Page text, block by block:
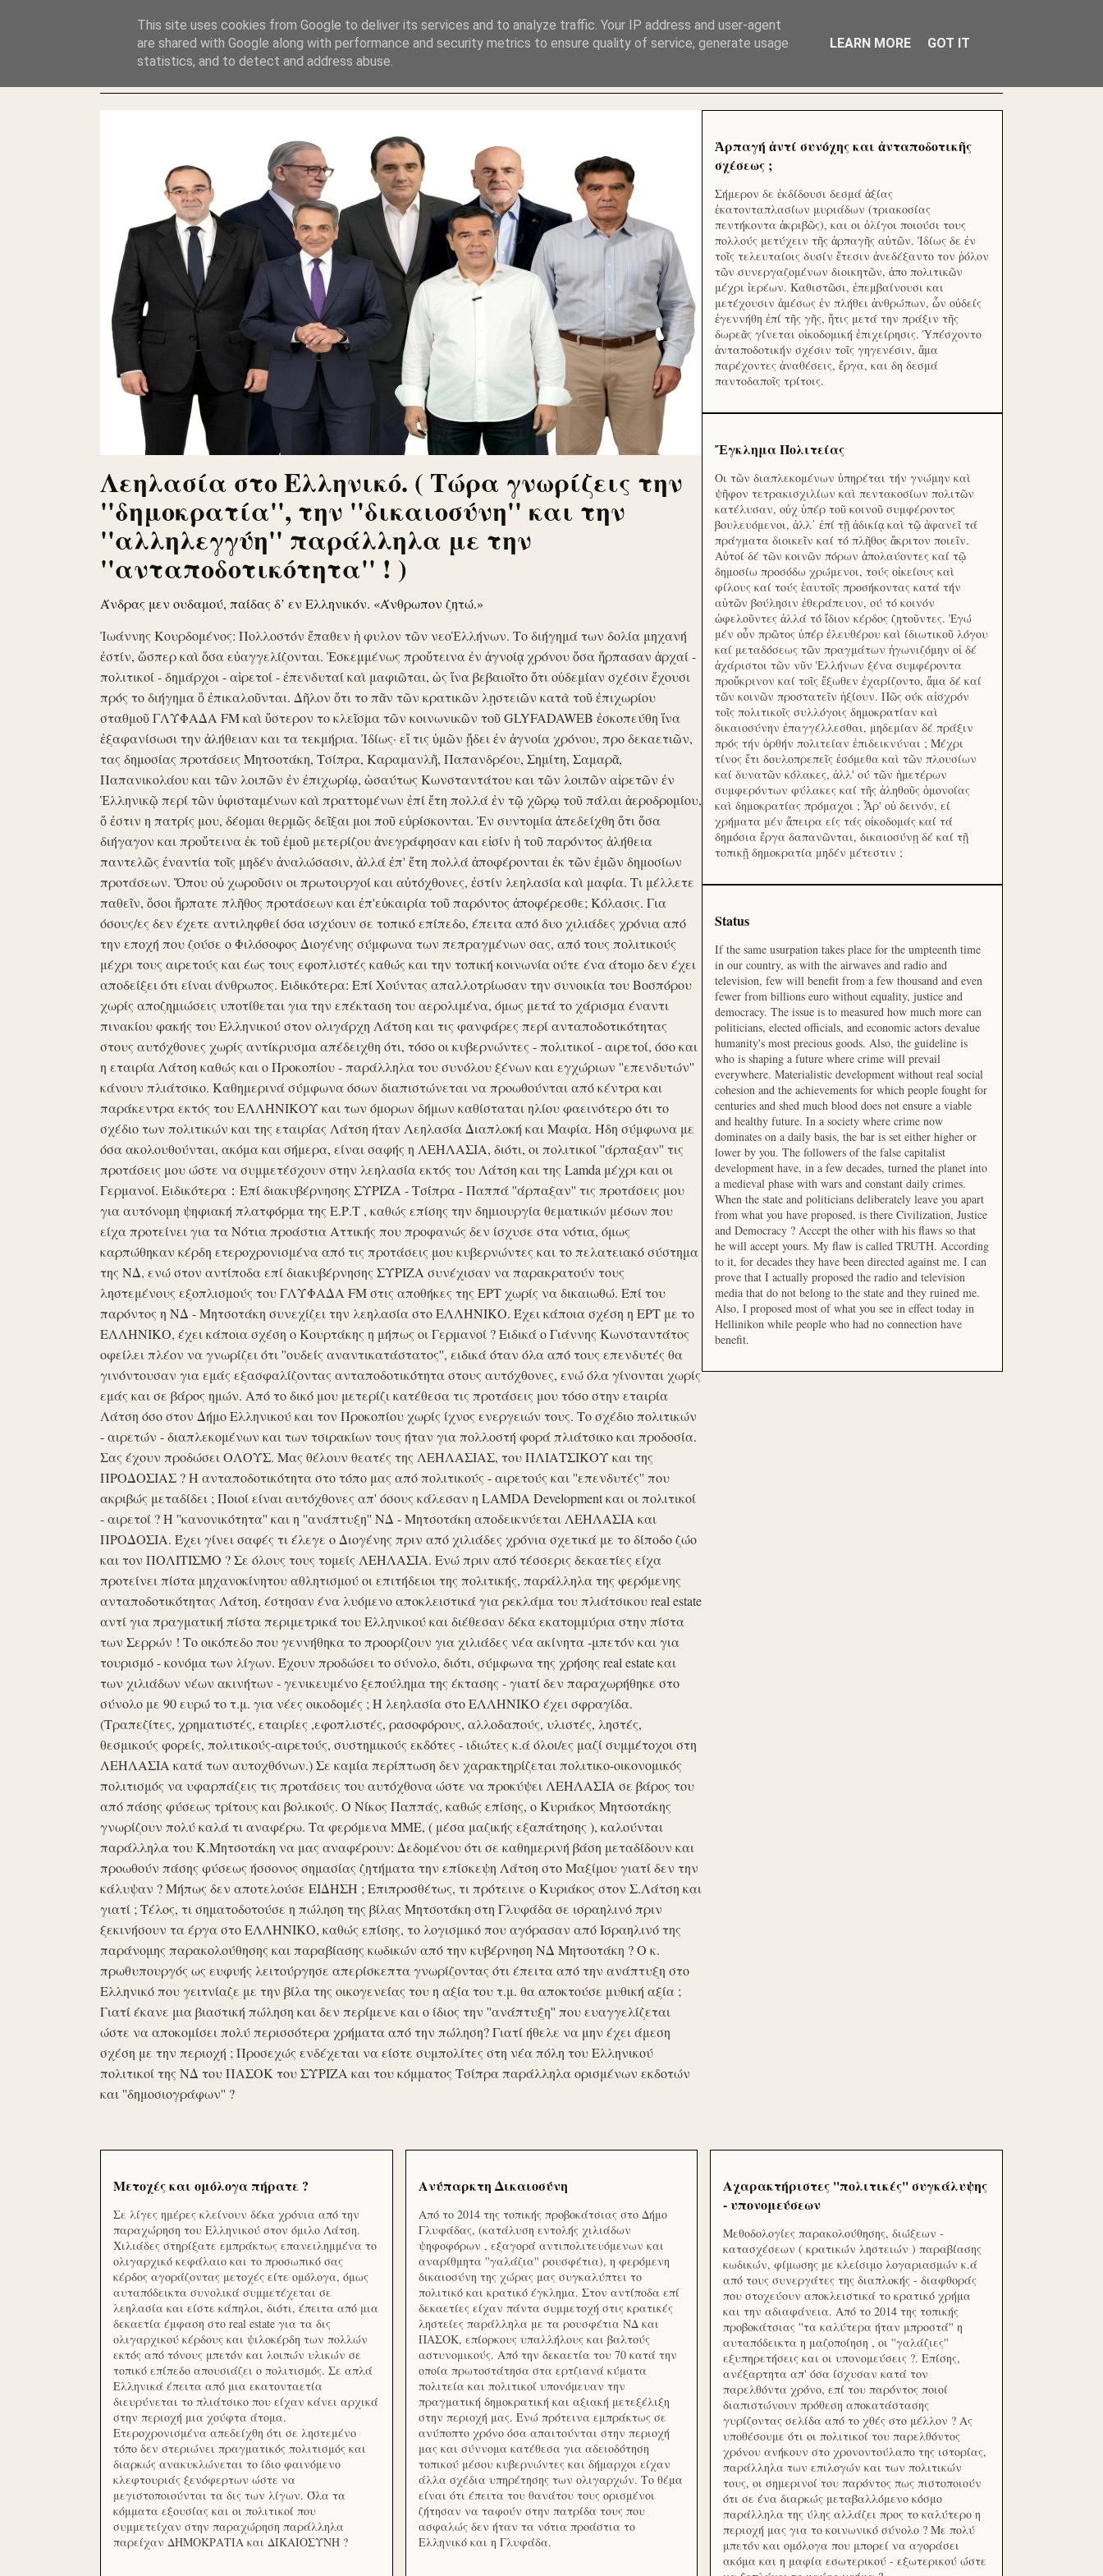
ΛΕΗΛΑΣΙΑ ΚΑΙ ΕΓΚΛΗΜΑ ?
Λεηλασία στο Ελληνικό. ( Τώρα γνωρίζεις την
''δημοκρατία'', την ''δικαιοσύνη'' και την
''αλληλεγγύη'' παράλληλα με την
''ανταποδοτικότητα'' ! )
Άνδρας μεν ουδαμού, παίδας δ’ εν Ελληνικόν. «Άνθρωπον ζητώ.»
Ἰωάννης Κουρδομένος: Πολλοστόν ἔπαθεν ἡ φυλον τῶν νεοἙλλήνων. Το διήγημά των δολία μηχανή
ἐστίν, ὥσπερ καὶ ὅσα εὐαγγελίζονται. Ἐσκεμμένως προὔτεινα ἐν ἀγνοίᾳ χρόνου ὅσα ἥρπασαν ἀρχαί -
πολιτικοί - δημάρχοι - αἱρετοί - ἐπενδυταί καὶ μαφιῶται, ὡς ἵνα βεβαιοῖτο ὅτι οὐδεμίαν σχέσιν ἔχουσι
πρός το διήγημα ὃ ἐπικαλοῦνται. Δῆλον ὅτι το πᾶν τῶν κρατικῶν λῃστειῶν κατὰ τοῦ ἐπιχωρίου
σταθμοῦ ΓΛΥΦΑΔΑ FM καὶ ὕστερον το κλεῖσμα τῶν κοινωνικῶν τοῦ GLYFADAWEB ἐσκοπεύθη ἵνα
ἐξαφανίσωσι την ἀλήθειαν και τα τεκμήρια. Ἰδίως· εἴ τις ὑμῶν ᾔδει ἐν ἀγνοία χρόνου, προ δεκαετιῶν,
τας δημοσίας προτάσεις Μητσοτάκη, Τσίπρα, Καραμανλῆ, Παπανδρέου, Σημίτη, Σαμαρᾶ,
Παπανικολάου και τῶν λοιπῶν ἐν ἐπιχωρίῳ, ὡσαύτως Κωνσταντάτου και τῶν λοιπῶν αἱρετῶν ἐν
Ἑλληνικῷ περί τῶν ὑφισταμένων καὶ πραττομένων ἐπί ἔτη πολλά ἐν τῷ χῶρῳ τοῦ πάλαι ἀεροδρομίου,
ὅ ἐστιν η πατρίς μου, δέομαι θερμῶς δεῖξαι μοι ποῦ εὑρίσκονται. Ἐν συντομία ἀπεδείχθη ὅτι ὅσα
διήγαγον και προὔτεινα ἐκ τοῦ ἐμοῦ μετερίζου ἀνεγράφησαν και εἰσίν ἡ τοῦ παρόντος ἀλήθεια
παντελῶς ἐναντία τοῖς μηδέν ἀναλώσασιν, ἀλλά ἐπ' ἔτη πολλά ἀποφέρονται ἐκ τῶν ἐμῶν δημοσίων
προτάσεων. Ὅπου οὐ χωροῦσιν οι πρωτουργοί και αὐτόχθονες, ἐστίν λεηλασία καὶ μαφία. Τι μέλλετε
παθεῖν, ὅσοι ἥρπατε πλῆθος προτάσεων και ἐπ'εὐκαιρία τοῦ παρόντος ἀποφέρεσθε; Κόλασις. Για
όσους/ες δεν έχετε αντιληφθεί όσα ισχύουν σε τοπικό επίπεδο, έπειτα από δυο χιλιάδες χρόνια από
την εποχή που ζούσε ο Φιλόσοφος Διογένης σύμφωνα των πεπραγμένων σας, από τους πολιτικούς
μέχρι τους αιρετούς και έως τους εφοπλιστές καθώς και την τοπική κοινωνία ούτε ένα άτομο δεν έχει
αποδείξει ότι είναι άνθρωπος. Ειδικότερα: Επί Χούντας απαλλοτρίωσαν την συνοικία του Βοσπόρου
χωρίς αποζημιώσεις υποτίθεται για την επέκταση του αερολιμένα, όμως μετά το χάρισμα έναντι
πινακίου φακής του Ελληνικού στον ολιγάρχη Λάτση και τις φανφάρες περί ανταποδοτικότητας
στους αυτόχθονες χωρίς αντίκρυσμα απέδειχθη ότι, τόσο οι κυβερνώντες - πολιτικοί - αιρετοί, όσο και
η εταιρία Λάτση καθώς και ο Προκοπίου - παράλληλα του συνόλου ξένων και εγχώριων ''επενδυτών''
κάνουν πλιάτσικο. Καθημερινά σύμφωνα όσων διαπιστώνεται να προωθούνται από κέντρα και
παράκεντρα εκτός του ΕΛΛΗΝΙΚΟΥ και των όμορων δήμων καθίσταται ηλίου φαεινότερο ότι το
σχέδιο των πολιτικών και της εταιρίας Λάτση ήταν Λεηλασία Διαπλοκή και Μαφία. Ήδη σύμφωνα με
όσα ακολουθούνται, ακόμα και σήμερα, είναι σαφής η ΛΕΗΛΑΣΙΑ, διότι, οι πολιτικοί ''άρπαξαν'' τις
προτάσεις μου ώστε να συμμετέσχουν στην λεηλασία εκτός του Λάτση και της Lamda μέχρι και οι
Γερμανοί. Ειδικότερα：Επί διακυβέρνησης ΣΥΡΙΖΑ - Τσίπρα - Παππά ''άρπαξαν'' τις προτάσεις μου
για αυτόνομη ψηφιακή πλατφόρμα της Ε.Ρ.Τ , καθώς επίσης την δημιουργία θεματικών μέσων που
είχα προτείνει για τα Νότια προάστια Αττικής που προφανώς δεν ίσχυσε στα νότια, όμως
καρπώθηκαν κέρδη ετεροχρονισμένα από τις προτάσεις μου κυβερνώντες και το πελατειακό σύστημα
της ΝΔ, ενώ στον αντίποδα επί διακυβέρνησης ΣΥΡΙΖΑ συνέχισαν να παρακρατούν τους
ληστεμένους εξοπλισμούς του ΓΛΥΦΑΔΑ FM στις αποθήκες της ΕΡΤ χωρίς να δικαιωθώ. Επί του
παρόντος η ΝΔ - Μητσοτάκη συνεχίζει την λεηλασία στο ΕΛΛΗΝΙΚΟ. Έχει κάποια σχέση η ΕΡΤ με το
ΕΛΛΗΝΙΚΟ, έχει κάποια σχέση ο Κουρτάκης η μήπως οι Γερμανοί ? Ειδικά ο Γιάννης Κωνσταντάτος
οφείλει πλέον να γνωρίζει ότι ''ουδείς αναντικατάστατος'', ειδικά όταν όλα από τους επενδυτές θα
γινόντουσαν για εμάς εξασφαλίζοντας ανταποδοτικότητα στους αυτόχθονες, ενώ όλα γίνονται χωρίς
εμάς και σε βάρος ημών. Από το δικό μου μετερίζι κατέθεσα τις προτάσεις μου τόσο στην εταιρία
Λάτση όσο στον Δήμο Ελληνικού και τον Προκοπίου χωρίς ίχνος ενεργειών τους. Το σχέδιο πολιτικών
- αιρετών - διαπλεκομένων και των τσιρακίων τους ήταν για πολλοστή φορά πλιάτσικο και προδοσία.
Σας έχουν προδώσει ΟΛΟΥΣ. Μας θέλουν θεατές της ΛΕΗΛΑΣΙΑΣ, του ΠΛΙΑΤΣΙΚΟΥ και της
ΠΡΟΔΟΣΙΑΣ ? Η ανταποδοτικότητα στο τόπο μας από πολιτικούς - αιρετούς και ''επενδυτές'' που
ακριβώς μεταδίδει ; Ποιοί είναι αυτόχθονες απ' όσους κάλεσαν η LAMDA Development και οι πολιτικοί
- αιρετοί ? Η ''κανονικότητα'' και η ''ανάπτυξη'' ΝΔ - Μητσοτάκη αποδεικνύεται ΛΕΗΛΑΣΙΑ και
ΠΡΟΔΟΣΙΑ. Έχει γίνει σαφές τι έλεγε ο Διογένης πριν από χιλιάδες χρόνια σχετικά με το δίποδο ζώο
και τον ΠΟΛΙΤΙΣΜΟ ? Σε όλους τους τομείς ΛΕΗΛΑΣΙΑ. Ενώ πριν από τέσσερις δεκαετίες είχα
προτείνει πίστα μηχανοκίνητου αθλητισμού οι επιτήδειοι της πολιτικής, παράλληλα της φερόμενης
ανταποδοτικότητας Λάτση, έστησαν ένα λυόμενο αποκλειστικά για ρεκλάμα του πλιάτσικου real estate
αντί για πραγματική πίστα περιμετρικά του Ελληνικού και διέθεσαν δέκα εκατομμύρια στην πίστα
των Σερρών ! Το οικόπεδο που γεννήθηκα το προορίζουν για χιλιάδες νέα ακίνητα -μπετόν και για
τουρισμό - κονόμα των λίγων. Έχουν προδώσει το σύνολο, διότι, σύμφωνα της χρήσης real estate και
των χιλιάδων νέων ακινήτων - γενικευμένο ξεπούλημα της έκτασης - γιατί δεν παραχωρήθηκε στο
σύνολο με 90 ευρώ το τ.μ. για νέες οικοδομές ; Η λεηλασία στο ΕΛΛΗΝΙΚΟ έχει σφραγίδα.
(Τραπεζίτες, χρηματιστές, εταιρίες ,εφοπλιστές, ρασοφόρους, αλλοδαπούς, υλιστές, ληστές,
θεσμικούς φορείς, πολιτικούς-αιρετούς, συστημικούς εκδότες - ιδιώτες κ.ά όλοι/ες μαζί συμμέτοχοι στη
ΛΕΗΛΑΣΙΑ κατά των αυτοχθόνων.) Σε καμία περίπτωση δεν χαρακτηρίζεται πολιτικο-οικονομικός
πολιτισμός να υφαρπάζεις τις προτάσεις του αυτόχθονα ώστε να προκύψει ΛΕΗΛΑΣΙΑ σε βάρος του
από πάσης φύσεως τρίτους και βολικούς. Ο Νίκος Παππάς, καθώς επίσης, ο Κυριάκος Μητσοτάκης
γνωρίζουν πολύ καλά τι αναφέρω. Τα φερόμενα ΜΜΕ, ( μέσα μαζικής εξαπάτησης ), καλούνται
παράλληλα του Κ.Μητσοτάκη να μας αναφέρουν: Δεδομένου ότι σε καθημερινή βάση μεταδίδουν και
προωθούν πάσης φύσεως ήσσονος σημασίας ζητήματα την επίσκεψη Λάτση στο Μαξίμου γιατί δεν την
κάλυψαν ? Μήπως δεν αποτελούσε ΕΙΔΗΣΗ ; Επιπροσθέτως, τι πρότεινε ο Κυριάκος στον Σ.Λάτση και
γιατί ; Τέλος, τι σηματοδοτούσε η πώληση της βίλας Μητσοτάκη στη Γλυφάδα σε ισραηλινό πριν
ξεκινήσουν τα έργα στο ΕΛΛΗΝΙΚΟ, καθώς επίσης, το λογισμικό που αγόρασαν από Ισραηλινό της
παράνομης παρακολούθησης και παραβίασης κωδικών από την κυβέρνηση ΝΔ Μητσοτάκη ? Ο κ.
πρωθυπουργός ως ευφυής λειτούργησε απερίσκεπτα γνωρίζοντας ότι έπειτα από την ανάπτυξη στο
Ελληνικό που γειτνίαζε με την βίλα της οικογενείας του η αξία του τ.μ. θα αποκτούσε μυθική αξία ;
Γιατί έκανε μια βιαστική πώληση και δεν περίμενε και ο ίδιος την ''ανάπτυξη'' που ευαγγελίζεται
ώστε να αποκομίσει πολύ περισσότερα χρήματα από την πώληση? Γιατί ήθελε να μην έχει άμεση
σχέση με την περιοχή ; Προσεχώς ενδέχεται να είστε συμπολίτες στη νέα πόλη του Ελληνικού
πολιτικοί της ΝΔ του ΠΑΣΟΚ του ΣΥΡΙΖΑ και του κόμματος Τσίπρα παράλληλα ορισμένων εκδοτών
και ''δημοσιογράφων'' ?
Ἁρπαγή ἀντί συνόχης και ἀνταποδοτικῆς
σχέσεως ;
Σήμερον δε ἐκδίδουσι δεσμά ἀξίας
ἑκατονταπλασίων μυριάδων (τριακοσίας
πεντήκοντα ἀκριβῶς), και οι ὀλίγοι ποιούσι τους
πολλούς μετύχειν τῆς ἁρπαγῆς αὐτῶν. Ἰδίως δε ἐν
τοῖς τελευταίοις δυσίν ἔτεσιν ἀνεδέξαντο τον ῥόλον
τῶν συνεργαζομένων διοικητῶν, ἀπο πολιτικῶν
μέχρι ἱερέων. Καθιστῶσι, ἐπεμβαίνουσι και
μετέχουσιν ἀμέσως ἐν πλήθει ἀνθρώπων, ὧν οὐδείς
ἐγεννήθη ἐπί τῆς γῆς, ἥτις μετά την πράξιν τῆς
δωρεᾶς γίνεται οἰκοδομική ἐπιχείρησις. Ὑπέσχοντο
ἀνταποδοτικήν σχέσιν τοῖς γηγενέσιν, ἅμα
παρέχοντες ἀναθέσεις, ἔργα, και δη δεσμά
παντοδαποῖς τρίτοις.
Ἔγκλημα Πολιτείας
Οι τῶν διαπλεκομένων ὑπηρέται τήν γνώμην καὶ
ψῆφον τετρακισχιλίων καὶ πεντακοσίων πολιτῶν
κατέλυσαν, οὐχ ὑπέρ τοῦ κοινοῦ συμφέροντος
βουλευόμενοι, ἀλλ᾽ ἐπί τῇ ἀδικίᾳ καὶ τῷ ἀφανεῖ τά
πράγματα διοικεῖν καί τό πλῆθος ἄκριτον ποιεῖν.
Αὐτοί δέ τῶν κοινῶν πόρων ἀπολαύοντες καί τῷ
δημοσίω προσόδω χρώμενοι, τούς οἰκείους καὶ
φίλους καί τούς ἑαυτοῖς προσήκοντας κατά τήν
αὑτῶν βούλησιν ἐθεράπευον, ού τό κοινόν
ὠφελοῦντες ἀλλά τό ἴδιον κέρδος ζητοῦντες. Ἐγώ
μέν οὖν πρῶτος ὑπέρ ἐλευθέρου καὶ ίδιωτικοῦ λόγου
καί μεταδόσεως τῶν πραγμάτων ἠγωνιζόμην οἱ δέ
ἀχάριστοι τῶν νῦν Ἑλλήνων ξένα συμφέροντα
προὔκρινον καί τοῖς ἔξωθεν ἐχαρίζοντο, ἅμα δέ καί
τῶν κοινῶν προστατεῖν ἠξίουν. Πῶς ούκ αἰσχρόν
τοῖς πολιτικοῖς συλλόγοις δημοκρατίαν καὶ
δικαιοσύνην ἐπαγγέλλεσθαι, μηδεμίαν δέ πράξιν
πρός τήν ὀρθήν πολιτείαν ἐπιδεικνύναι ; Μέχρι
τίνος ἔτι δουλοπρεπεῖς ἐσόμεθα καὶ τῶν πλουσίων
καί δυνατῶν κόλακες, ἀλλ' ού τῶν ἡμετέρων
συμφερόντων φύλακες καί τῆς ἀληθοῦς ὁμονοίας
καὶ δημοκρατίας πρόμαχοι ; Ἆρ' οὐ δεινόν, εί
χρήματα μέν ἄπειρα είς τάς οἰκοδομάς καί τά
δημόσια ἔργα δαπανῶνται, δικαιοσύνῃ δέ καί τῇ
τοπικῇ δημοκρατία μηδέν μέτεστιν ;
Status
If the same usurpation takes place for the umpteenth time
in our country, as with the airwaves and radio and
television, few will benefit from a few thousand and even
fewer from billions euro without equality, justice and
democracy. The issue is to measured how much more can
politicians, elected officials, and economic actors devalue
humanity's most precious goods. Also, the guideline is
who is shaping a future where crime will prevail
everywhere. Materialistic development without real social
cohesion and the achievements for which people fought for
centuries and shed much blood does not ensure a viable
and healthy future. In a society where crime now
dominates on a daily basis, the bar is set either higher or
lower by you. The followers of the false capitalist
development have, in a few decades, turned the planet into
a medieval phase with wars and constant daily crimes.
When the state and politicians deliberately leave you apart
from what you have proposed, is there Civilization, Justice
and Democracy ? Accept the other with his flaws so that
he will accept yours. My flaw is called TRUTH. According
to it, for decades they have been directed against me. I can
prove that I actually proposed the radio and television
media that do not belong to the state and they ruined me.
Also, I proposed most of what you see in effect today in
Hellinikon while people who had no connection have
benefit.
Μετοχές και ομόλογα πήρατε ?
Σε λίγες ημέρες κλείνουν δέκα χρόνια από την
παραχώρηση του Ελληνικού στον όμιλο Λάτση.
Χιλιάδες στηρίξατε εμπράκτως επανειλημμένα το
ολιγαρχικό κεφάλαιο και το προσωπικό σας
κέρδος αγοράζοντας μετοχές είτε ομόλογα, όμως
αυταπόδεικτα συνολικά συμμετέχεται σε
λεηλασία και είστε κάπηλοι, διότι, έπειτα από μια
δεκαετία έμφαση στο real estate για τα δις
ολιγαρχικού κέρδους και ψιλοκέρδη των πολλών
εκτός από τόνους μπετόν και λοιπών υλικών σε
τοπικό επίπεδο απουσιάζει ο πολιτισμός. Σε απλά
Ελληνικά έπειτα από μια εκατονταετία
διευρύνεται το πλιάτσικο που είχαν κάνει αρχικά
στην περιοχή μια χούφτα άτομα.
Ετεροχρονισμένα απεδείχθη ότι σε ληστεμένο
τόπο δεν στεριώνει πραγματικός πολιτισμός και
διαρκώς ανακυκλώνεται το ίδιο φαινόμενο
κλεφτουριάς ξενόφερτων ώστε να
μεγιστοποιούνται τα δις των λίγων. Όλα τα
κόμματα εξουσίας και οι πολιτικοί που
συμμετείχαν στην παραχώρηση παράλληλα
παρείχαν ΔΗΜΟΚΡΑΤΙΑ και ΔΙΚΑΙΟΣΥΝΗ ?
Ανύπαρκτη Δικαιοσύνη
Από το 2014 της τοπικής προβοκάτσιας στο Δήμο
Γλυφάδας, (κατάλυση εντολής χιλιάδων
ψηφοφόρων , εξαγορά αντιπολιτευόμενων και
αναρίθμητα ''γαλάζια'' ρουσφέτια), η φερόμενη
δικαιοσύνη της χώρας μας συγκαλύπτει το
πολιτικό και κρατικό έγκλημα. Στον αντίποδα επί
δεκαετίες είχαν πάντα συμμετοχή στις κρατικές
ληστείες παράλληλα με τα ρουσφέτια ΝΔ και
ΠΑΣΟΚ, επίορκους υπαλλήλους και βαλτούς
αστυνομικούς. Από την δεκαετία του 70 κατά την
οποία πρωτοστάτησα στα ερτζιανά κύματα
πολιτεία και πολιτικοί υπονόμευαν την
πραγματική δημοκρατική και αξιακή μετεξέλιξη
στην περιοχή μας. Ενώ πρότεινα εμπράκτως σε
ανύποπτο χρόνο όσα απαιτούνται στην περιοχή
μας και σύννομα κατέθεσα για αδειοδότηση
τοπικού μέσου κυβερνώντες και δήμαρχοι είχαν
άλλα σχέδια υπηρέτησης των ολιγαρχών. Το θέμα
είναι ότι έπειτα του θανάτου τους ορισμένοι
ζήτησαν να ταφούν στην πατρίδα τους που
ασφαλώς δεν ήταν τα νότια προάστια το
Ελληνικό και η Γλυφάδα.
Αχαρακτήριστες ''πολιτικές'' συγκάλυψης
- υπονομεύσεων
Μεθοδολογίες παρακολούθησης, διώξεων -
κατασχέσεων ( κρατικών ληστειών ) παραβίασης
κωδικών, φίμωσης με κλείσιμο λογαριασμών κ.ά
από τους συνεργάτες της διαπλοκής - διαφθοράς
που στοχεύουν αποκλειστικά το κρατικό χρήμα
και την αδιαφάνεια. Από το 2014 της τοπικής
προβοκάτσιας ''τα καλύτερα ήταν μπροστά'' η
αυταπόδεικτα η μαζοποίηση , οι ''γαλάζιες''
εξυπηρετήσεις και οι υπονομεύσεις ?. Επίσης,
ανέξαρτητα απ' όσα ίσχυσαν κατά τον
παρελθόντα χρόνο, επί του παρόντος ποιοί
διαπιστώνουν πρόθεση αποκατάστασης
γυρίζοντας σελίδα από το χθές στο μέλλον ? Ας
υποθέσουμε ότι οι πολιτικοί του παρελθόντος
χρόνου ανήκουν στο χρονοντούλαπο της ιστορίας,
παράλληλα των επιλογών και των πολιτικών
τους, οι σημερινοί του παρόντος πως πιστοποιούν
ότι σε ένα διαρκώς μεταβαλλόμενο κόσμο
παράλληλα της ύλης αλλάζει προς το καλύτερο η
περιοχή μας για το κοινωνικό σύνολο ? Με πολύ
μπετόν και ομόλογα που μπορεί να αγοράσει
ακόμα και η μαφία εσωτερικού - εξωτερικού ώστε
This site uses cookies from Google to deliver its services and to analyze traffic. Your IP address and user-agent
are shared with Google along with performance and security metrics to ensure quality of service, generate usage
statistics, and to detect and address abuse.
LEARN MORE GOT IT